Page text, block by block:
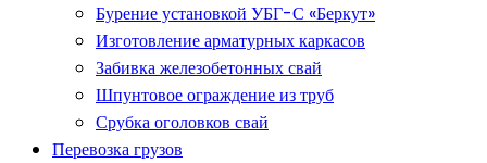
Бурение установкой УБГ-С «Беркут»
Изготовление арматурных каркасов
Забивка железобетонных свай
Шпунтовое ограждение из труб
Срубка оголовков свай
Перевозка грузов